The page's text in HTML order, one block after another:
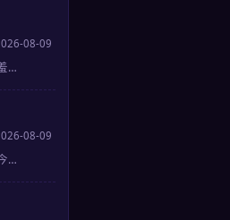
08-09
…
08-09
…